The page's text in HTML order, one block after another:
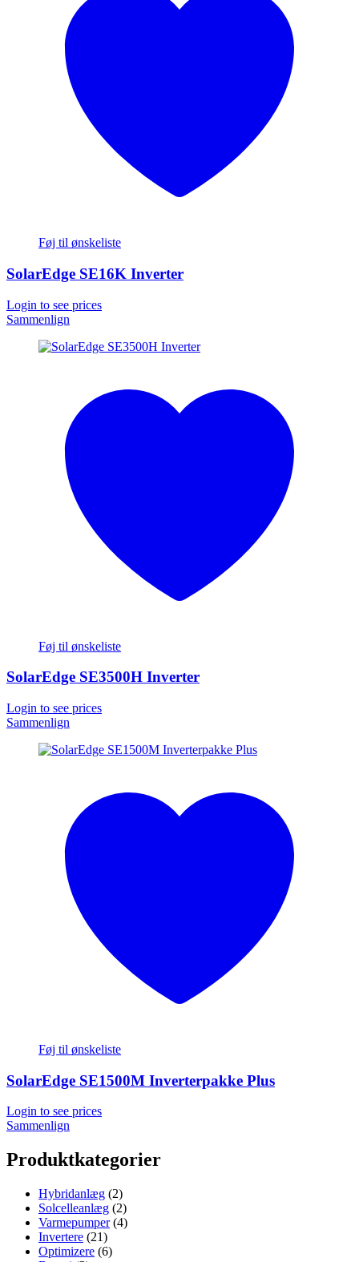
Føj til ønskeliste
SolarEdge SE16K Inverter
Login to see prices
Sammenlign
Føj til ønskeliste
SolarEdge SE3500H Inverter
Login to see prices
Sammenlign
Føj til ønskeliste
SolarEdge SE1500M Inverterpakke Plus
Login to see prices
Sammenlign
Produktkategorier
Hybridanlæg (2)
Solcelleanlæg (2)
Varmepumper (4)
Invertere (21)
Optimizere (6)